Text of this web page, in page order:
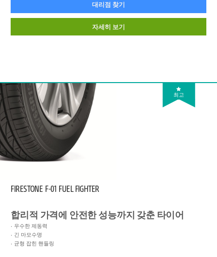
대리점 찾기
자세히 보기
최고
FIRESTONE F-01 FUEL FIGHTER
합리적 가격에 안전한 성능까지 갖춘 타이어
우수한 제동력
긴 마모수명
균형 잡힌 핸들링